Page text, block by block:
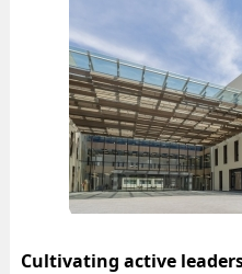
Cultivating active